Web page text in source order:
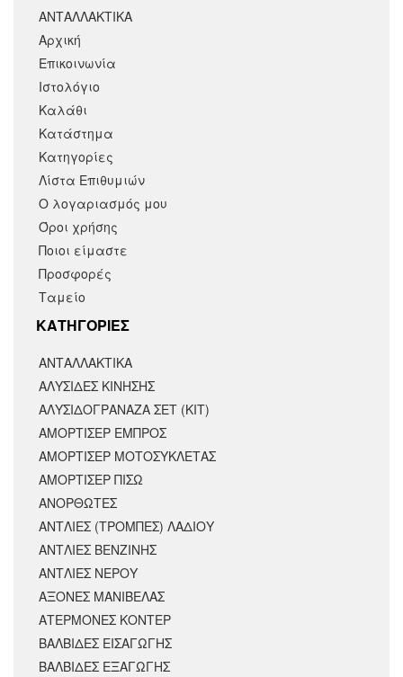
ΑΝΤΑΛΛΑΚΤΙΚΑ
Αρχική
Επικοινωνία
Ιστολόγιο
Καλάθι
Κατάστημα
Κατηγορίες
Λίστα Επιθυμιών
Ο λογαριασμός μου
Όροι χρήσης
Ποιοι είμαστε
Προσφορές
Ταμείο
KΑΤΗΓΟΡΙΕΣ
ΑΝΤΑΛΛΑΚΤΙΚΆ
ΑΛΥΣΙΔΕΣ ΚΙΝΗΣΗΣ
ΑΛΥΣΙΔΟΓΡΑΝΑΖΑ ΣΕΤ (ΚΙΤ)
ΑΜΟΡΤΙΣΕΡ ΕΜΠΡΟΣ
ΑΜΟΡΤΙΣΈΡ ΜΟΤΟΣΥΚΛΈΤΑΣ
ΑΜΟΡΤΙΣΕΡ ΠΙΣΩ
ΑΝΟΡΘΩΤΕΣ
ΑΝΤΛΙΕΣ (ΤΡΟΜΠΕΣ) ΛΑΔΙΟΥ
ΑΝΤΛΙΕΣ ΒΕΝΖΙΝΗΣ
ΑΝΤΛΙΕΣ ΝΕΡΟΥ
ΑΞΟΝΕΣ ΜΑΝΙΒΕΛΑΣ
ΑΤΕΡΜΟΝΕΣ ΚΟΝΤΕΡ
ΒΑΛΒΙΔΕΣ ΕΙΣΑΓΩΓΗΣ
ΒΑΛΒΙΔΕΣ ΕΞΑΓΩΓΗΣ